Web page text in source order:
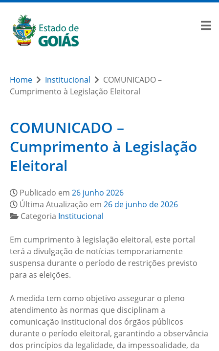
Home Institucional
COMUNICADO –
Cumprimento à Legislação Eleitoral
COMUNICADO –
Cumprimento à Legislação
Eleitoral
Publicado em 26 junho 2026
Última Atualização em 26 de junho de 2026
Categoria Institucional
Em cumprimento à legislação eleitoral, este portal
terá a divulgação de notícias temporariamente
suspensa durante o período de restrições previsto
para as eleições.
A medida tem como objetivo assegurar o pleno
atendimento às normas que disciplinam a
comunicação institucional dos órgãos públicos
durante o período eleitoral, garantindo a observância
dos princípios da legalidade, da impessoalidade, da